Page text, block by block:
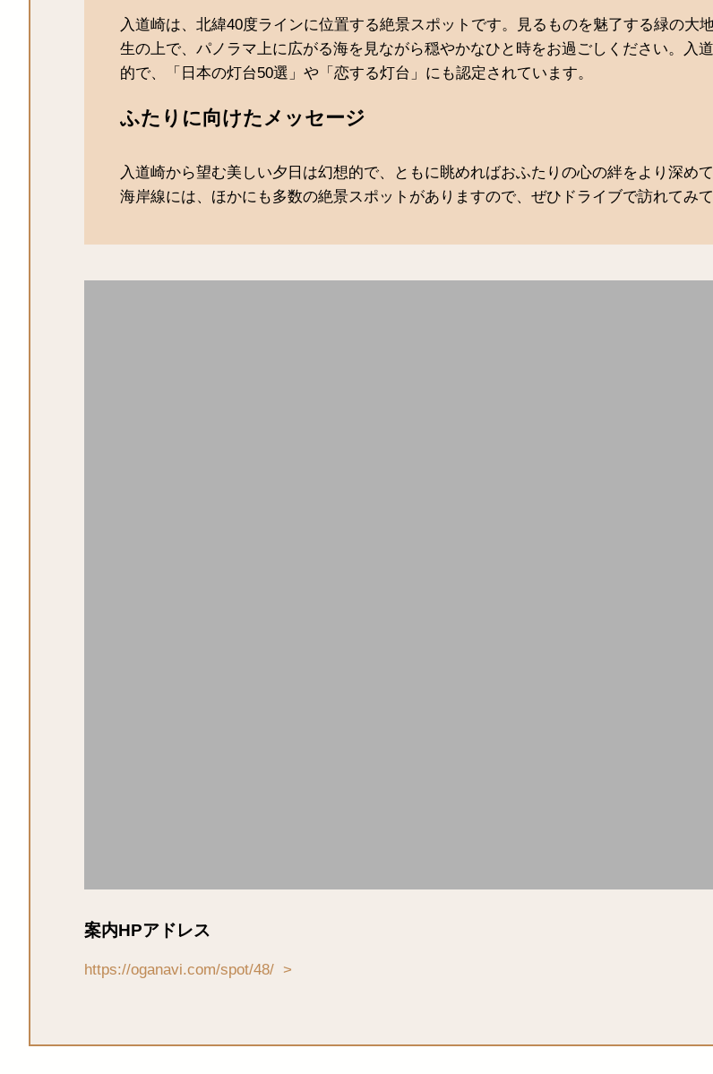
入道崎は、北緯40度ラインに位置する絶景スポットです。見るものを魅了する緑の大
生の上で、パノラマ上に広がる海を見ながら穏やかなひと時をお過ごしください。入
的で、「日本の灯台50選」や「恋する灯台」にも認定されています。
ふたりに向けたメッセージ
入道崎から望む美しい夕日は幻想的で、ともに眺めればおふたりの心の絆をより深め
海岸線には、ほかにも多数の絶景スポットがありますので、ぜひドライブで訪れてみて
案内HPアドレス
https://oganavi.com/spot/48/